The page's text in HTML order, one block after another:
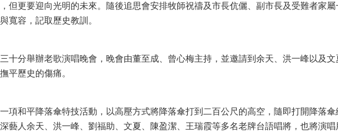
但更要迎向光明的未來。隨後追思會安排牧師祝禱及市長伉儷、副市長及受難者家
寬容，記取歷史教訓。
分舉辦老歌演唱晚會，晚會由董至成、曾心梅主持，並邀請到余天、洪一峰以及文
平歷史的傷痛。
和平降落傘特技活動，以高壓方式將降落傘打到二百公尺的高空，隨即打開降落傘
藝人余天、洪一峰、劉福助、文夏、陳盈潔、王瑞霞等多名老牌台語唱將，也將演